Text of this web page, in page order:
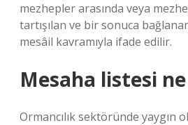
mezhepler arasında veya
tartışılan ve bir sonuca
mesâil kavramıyla ifade edilir.
Mesaha listesi
Ormancılık sektöründe yaygın